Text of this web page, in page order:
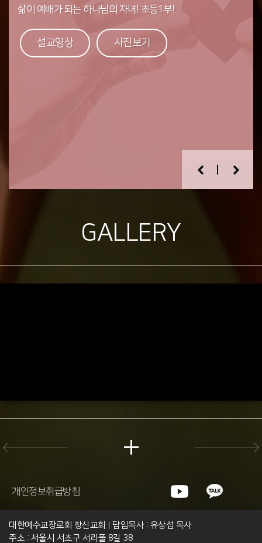
인생 예배의 첫 걸음을 함께 하는 영아부
설교영상 사진보기
말씀과 기도로 쑥쑥 자라나는 유치부
설교영상 사진보기
삶이 예배가 되는 하나님의 자녀! 초등1부!
설교영상 사진보기
말씀과 기도로 예수님을 닮고, 믿지 않는 친구에게 예수님을
설교영상 사진보기
성령의 능력으로
Dunamis
말씀과 기도로 예수님을 닮아가는 청년부. 하나님 앞에서는
교회와 사람들에게는 사랑을 베풀고 책임지는 어른!
세상에서는 죄와 싸워 이기는 청년!
GALLERY
개인정보취급방침
대한예수교장로회 창신교회 | 담임목사 : 유상섭 목사
주소 : 서울시 서초구 서리풀 8길 38